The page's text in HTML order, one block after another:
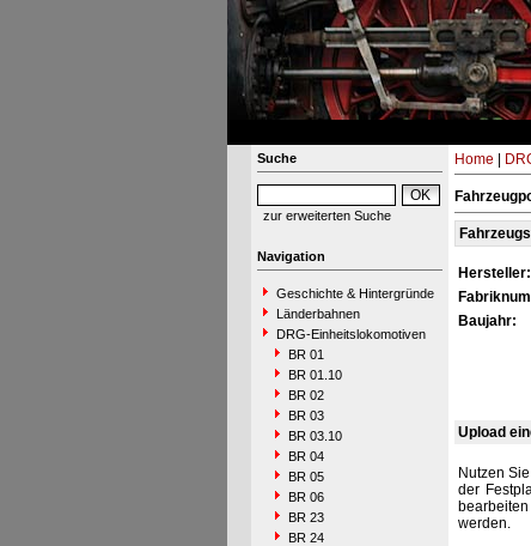
Suche
zur erweiterten Suche
Navigation
Geschichte & Hintergründe
Länderbahnen
DRG-Einheitslokomotiven
BR 01
BR 01.10
BR 02
BR 03
BR 03.10
BR 04
BR 05
BR 06
BR 23
BR 24
Home
Hersteller:
Baujahr:
Upload
Nutzen
der
werden.